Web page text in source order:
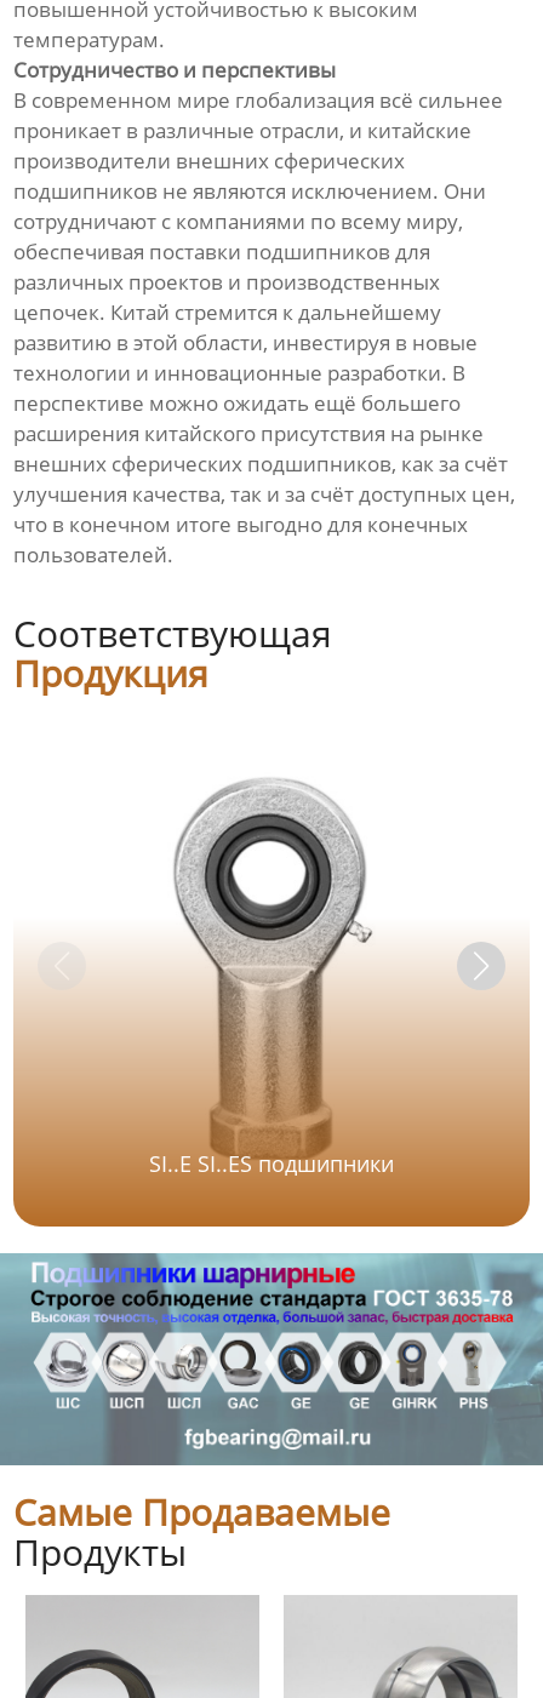
повышенной устойчивостью к высоким
температурам.
Сотрудничество и перспективы
В современном мире глобализация всё сильнее
проникает в различные отрасли, и китайские
производители внешних сферических
подшипников не являются исключением. Они
сотрудничают с компаниями по всему миру,
обеспечивая поставки подшипников для
различных проектов и производственных
цепочек. Китай стремится к дальнейшему
развитию в этой области, инвестируя в новые
технологии и инновационные разработки. В
перспективе можно ожидать ещё большего
расширения китайского присутствия на рынке
внешних сферических подшипников, как за счёт
улучшения качества, так и за счёт доступных цен,
что в конечном итоге выгодно для конечных
пользователей.
Соответствующая
Продукция
SI..E SI..ES подшипники
Самые Продаваемые
Продукты